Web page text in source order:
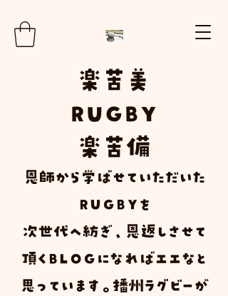
楽 苦 美
RUGBY
楽苦備
​恩師から学ばせていただいた
ＲＵＧＢＹ を
次世代へ紡ぎ、恩返しさせて
頂く ＢＬＯ Ｇ になればエエなと
思っています。播州ラグビーが